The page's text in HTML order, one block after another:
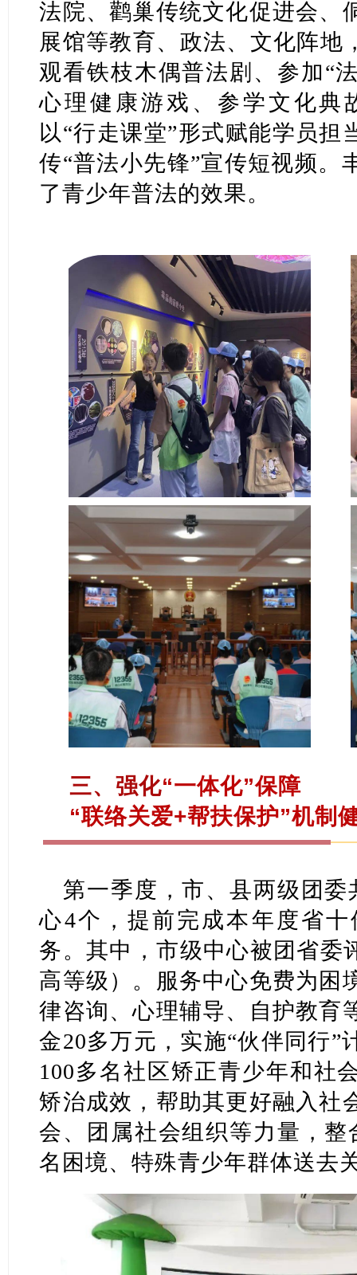
法院、鹳巢传统文化促进会、
展馆等教育、政法、文化阵地
观看铁枝木偶普法剧、参加“
心理健康游戏、参学文化典
以“行走课堂”形式赋能学员担
传“普法小先锋”宣传短视频。
了青少年普法的效果。
三、强化“一体化”保障
“联络关爱+帮扶保护”机制
第一季度，市、县两级团委
心4个，提前完成本年度省
务。其中，市级中心被团省委
高等级）。服务中心免费为困
律咨询、心理辅导、自护教育
金20多万元，实施“伙伴同行”
100多名社区矫正青少年和社
矫治成效，帮助其更好融入社
会、团属社会组织等力量，
名困境、特殊青少年群体送去